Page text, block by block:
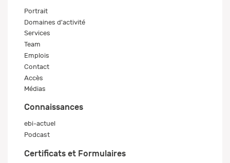
Portrait
Domaines d'activité
Services
Team
Emplois
Contact
Accès
Médias
Connaissances
ebi-actuel
Podcast
Certificats et Formulaires